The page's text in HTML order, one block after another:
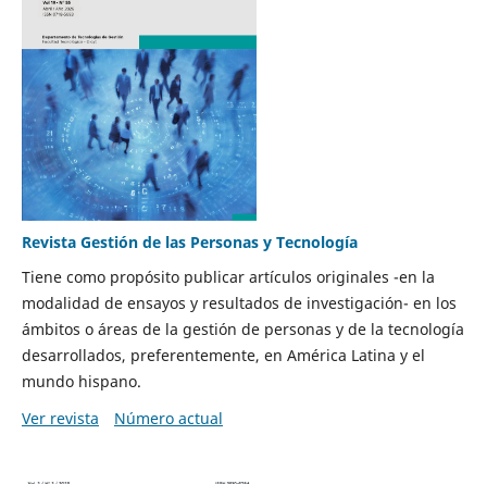
Revista Gestión de las Personas y Tecnología
Tiene como propósito publicar artículos originales -en la
modalidad de ensayos y resultados de investigación- en los
ámbitos o áreas de la gestión de personas y de la tecnología
desarrollados, preferentemente, en América Latina y el
mundo hispano.
Ver revista
Número actual